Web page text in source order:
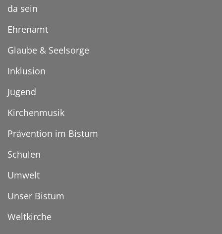
da sein
Ehrenamt
Glaube & Seelsorge
Inklusion
Jugend
Kirchenmusik
Prävention im Bistum
Schulen
Umwelt
Unser Bistum
Weltkirche